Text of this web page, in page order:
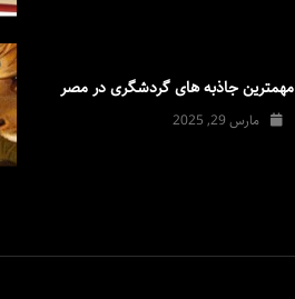
مهمترین جاذبه های گردشگری در مصر
مارس 29, 2025